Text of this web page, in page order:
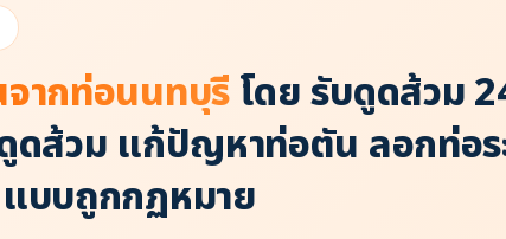
ากท่อนนทบุรีโดย รับดูดส้วม
ดส้วม แก้ปัญหาท่อตัน ลอกท่อ
บบถูกกฏหมาย